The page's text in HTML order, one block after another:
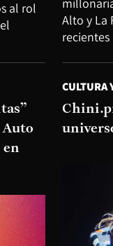
al rol
Alto y La
recientes
Auto
en
CULTURA